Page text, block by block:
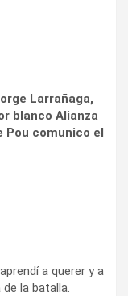
Larrañaga,
blanco Alianza
Pou comunico el
a querer y a
la batalla.